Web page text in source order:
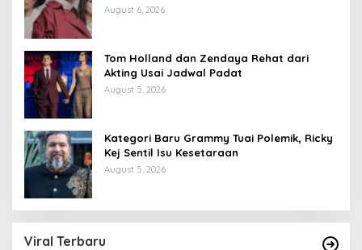
August 6, 2026
Tom Holland dan Zendaya Rehat dari
Akting Usai Jadwal Padat
August 5, 2026
Kategori Baru Grammy Tuai Polemik, Ricky
Kej Sentil Isu Kesetaraan
August 5, 2026
Viral Terbaru